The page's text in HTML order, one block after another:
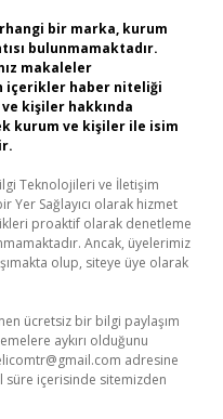
bir marka, kurum
bulunmamaktadır.
makaleler
içerikler haber niteliği
kişiler hakkında
kurum ve kişiler ile isim
Teknolojileri ve İletişim
Yer Sağlayıcı olarak hizmet
proaktif olarak denetleme
Ancak, üyelerimiz
olup, siteye üye olarak
ücretsiz bir bilgi paylaşım
aykırı olduğunu
adresine
içerisinde sitemizden